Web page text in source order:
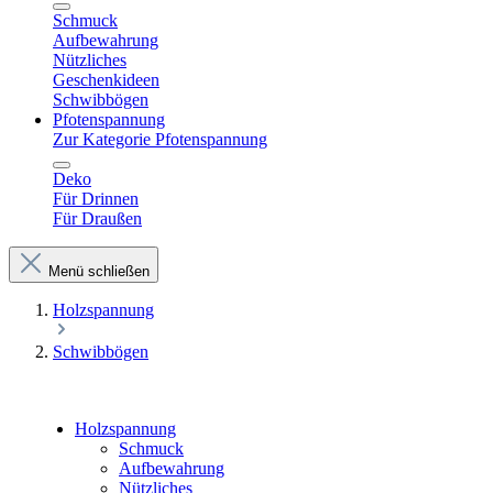
Schmuck
Aufbewahrung
Nützliches
Geschenkideen
Schwibbögen
Pfotenspannung
Zur Kategorie Pfotenspannung
Deko
Für Drinnen
Für Draußen
Menü schließen
Holzspannung
Schwibbögen
Holzspannung
Schmuck
Aufbewahrung
Nützliches